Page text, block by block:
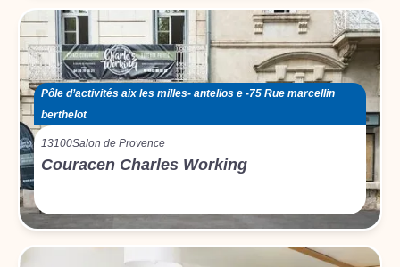
Pôle d’activités aix les milles- antelios e -75 Rue marcellin
berthelot
13100Salon de Provence
Couracen Charles Working